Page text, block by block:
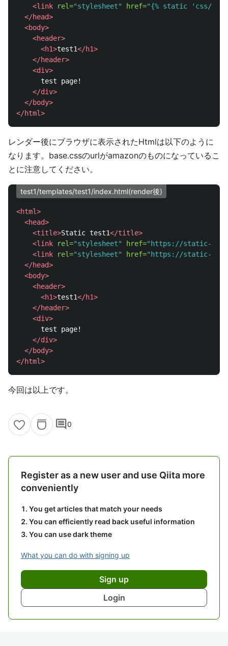
<link
rel="stylesheet" href="{% static 'css/
</head>
<body>
<header>
<h1>test1</h1>
</header>
<div>
      test page!
</div>
</body>
</html>
レンダー後にブラウザに表示されたHtmlは以下のように
なります。base.cssのurlがamazonのものになっているこ
とに注意してください。
test1/templates/test1/index.html(render後)
<html>
<head>
<title>Static test1</title>
<link
rel="stylesheet" href="https://static-test-
<link
rel="stylesheet" href="https://static-test-
</head>
<body>
<header>
<h1>test1</h1>
</header>
<div>
      test page!
</div>
</body>
</html>
今回は以上です。
comment0
Register as a new user and use Qiita more
conveniently
You get articles that match your needs
You can efficiently read back useful information
You can use dark theme
What you can do with signing up
Sign up
Login